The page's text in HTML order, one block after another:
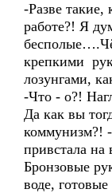
-Разве
работе?! Я
крепкими
лозунгами,
-Что - о?!
Да как вы
коммунизм?!
привстала на
Бронзовые
воде,